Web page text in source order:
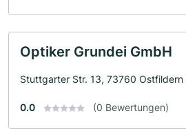
Optiker Grundei GmbH
Stuttgarter Str. 13, 73760 Ostfildern
0.0 (0 Bewertungen)